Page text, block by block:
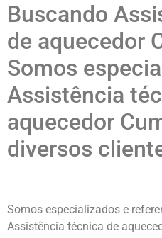
Buscando
de aquecedor
Somos
Assistência
aquecedor
diversos
Somos especializados e
Assistência técnica de